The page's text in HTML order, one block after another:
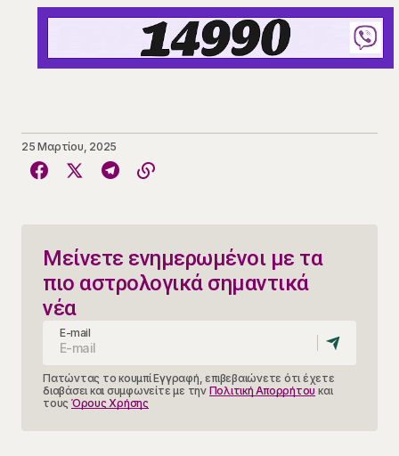
25 Μαρτίου, 2025
Μείνετε ενημερωμένοι με τα
πιο αστρολογικά σημαντικά
νέα
E-mail
Πατώντας το κουμπί Εγγραφή, επιβεβαιώνετε ότι έχετε
διαβάσει και συμφωνείτε με την Πολιτική Απορρήτου και
τους Όρους Χρήσης